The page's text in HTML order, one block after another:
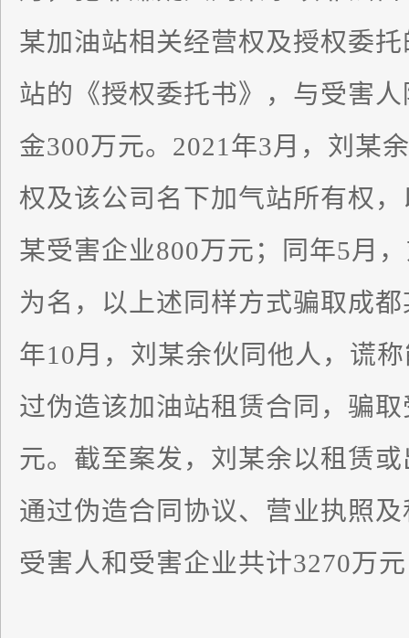
某加油站相关经营权及授权委
站的《授权委托书》，与受害
金300万元。2021年3月，刘某
权及该公司名下加气站所有权
某受害企业800万元；同年5月
为名，以上述同样方式骗取成
年10月，刘某余伙同他人，谎
过伪造该加油站租赁合同，骗
元。截至案发，刘某余以租赁
通过伪造合同协议、营业执照
受害人和受害企业共计3270万